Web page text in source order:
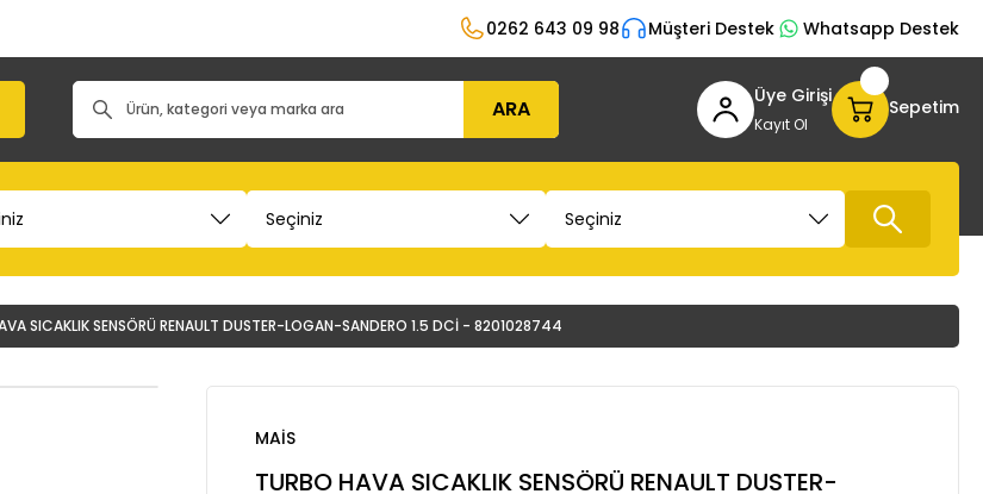
0262 643 09 98 Müşteri Destek Whatsapp Destek
ARA Üye Girişi
Kayıt Ol
Sepetim
SICAKLIK SENSÖRÜ RENAULT DUSTER-LOGAN-SANDERO 1.5 DCİ - 8201028744
MAİS
TURBO HAVA SICAKLIK SENSÖRÜ RENAULT DUSTER-